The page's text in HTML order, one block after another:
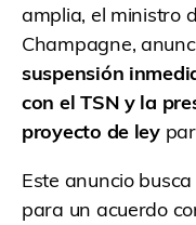
amplia, el ministro
Champagne,
suspensión
con el TSN y la
proyecto de ley
Este anuncio
para un acuerdo